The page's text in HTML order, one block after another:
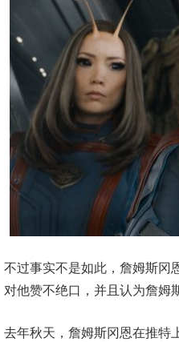
不过事实不是如此，詹姆斯冈
对他赞不绝口，并且认为詹姆
去年秋天，詹姆斯冈恩在推特